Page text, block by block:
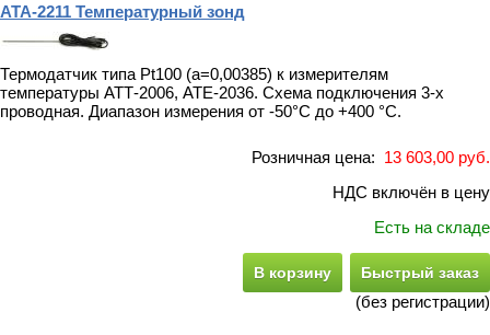
АТА-2211 Температурный зонд
Термодатчик типа Pt100 (a=0,00385) к измерителям
температуры АТТ-2006, АТЕ-2036. Схема подключения 3-х
проводная. Диапазон измерения от -50°С до +400 °С.
Розничная цена: 13 603,00 руб.
НДС включён в цену
Есть на складе
В корзину Быстрый заказ
(без регистрации)